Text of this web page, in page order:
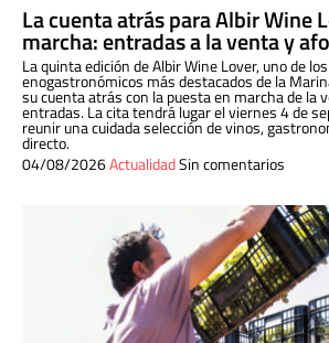
La cuenta atrás para Albir Wine
marcha: entradas a la venta y
La quinta edición de Albir Wine Lover, uno de
enogastronómicos más destacados de la
su cuenta atrás con la puesta en marcha de la
entradas. La cita tendrá lugar el viernes 4 de
reunir una cuidada selección de vinos,
directo.
04/08/2026ActualidadSin comentarios